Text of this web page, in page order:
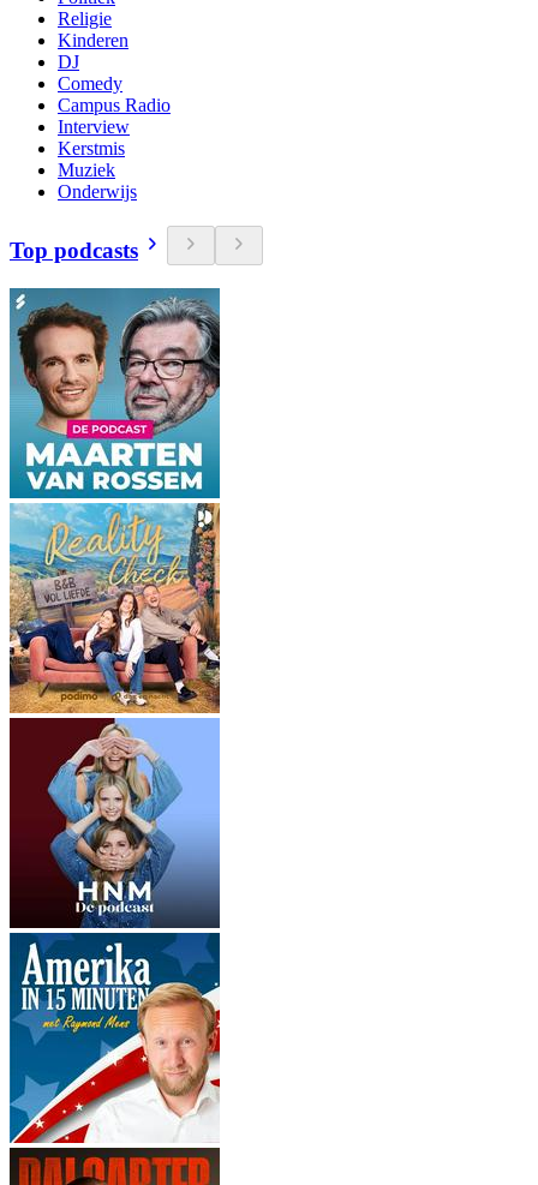
Religie
Kinderen
DJ
Comedy
Campus Radio
Interview
Kerstmis
Muziek
Onderwijs
Top podcasts